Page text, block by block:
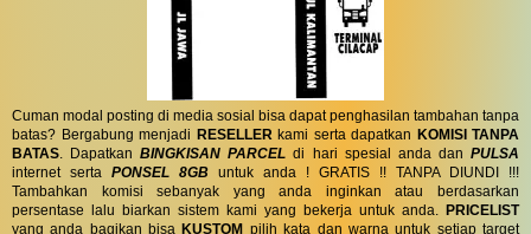
Cuman modal posting di media sosial bisa dapat penghasilan tambahan tanpa
batas? Bergabung menjadi RESELLERkami serta dapatkan KOMISI TANPA
BATAS. DapatkanBINGKISAN PARCEL di hari spesial anda danPULSA
internet serta PONSEL 8GB untuk anda ! GRATIS !! TANPA DIUNDI !!!
Tambahkan komisi sebanyak yang anda inginkan atau berdasarkan
persentase lalu biarkan sistem kami yang bekerja untuk anda. PRICELIST
yang anda bagikan bisa KUSTOM pilih kata dan warna untuk setiap target